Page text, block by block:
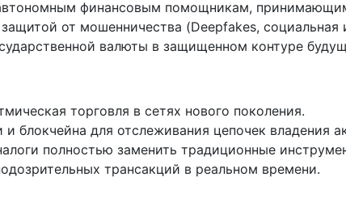
финансовым помощникам,
от мошенничества (Deepfakes, социальная
валюты в защищенном контуре
торговля в сетях нового поколения.
блокчейна для отслеживания цепочек владения
полностью заменить традиционные
трансакций в реальном времени.